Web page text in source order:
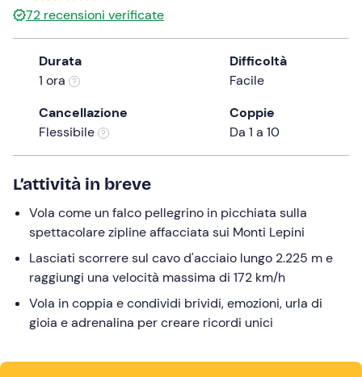
the
question
mark
keyboard
shortcuts
for
changing
dates.
72 recensioni verificate
Durata
1 ora
Difficoltà
Facile
Cancellazione
Flessibile
Coppie
Da 1 a 10
L’attività in breve
Vola come un falco pellegrino in picchiata sulla
spettacolare zipline affacciata sui Monti Lepini
Lasciati scorrere sul cavo d'acciaio lungo 2.225 m e
raggiungi una velocità massima di 172 km/h
Vola in coppia e condividi brividi, emozioni, urla di
gioia e adrenalina per creare ricordi unici